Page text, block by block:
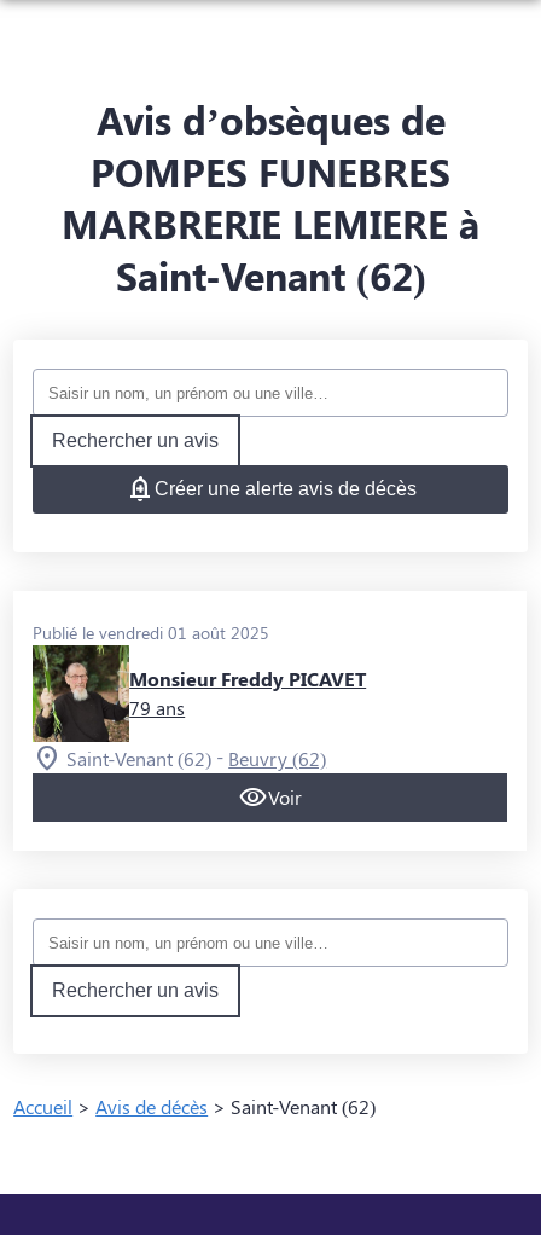
PRÉVOIR SES OBSÈQUES
MONUMENTS FUNÉRAIRES
SERVICES AUX FAMILLES
AGENCE DE PHALEMPIN
AGENCE DE LORGIES
ESPACES HOMMAGES
Avis d’obsèques de
POMPES FUNEBRES
MARBRERIE LEMIERE à
Saint-Venant (62)
Rechercher un avis
Créer une alerte avis de décès
Publié le vendredi 01 août 2025
Monsieur Freddy PICAVET
79 ans
Saint-Venant (62) - Beuvry (62)
Voir
Rechercher un avis
Accueil >Avis de décès > Saint-Venant (62)